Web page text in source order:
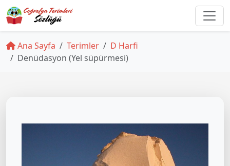
Ana Sayfa Terimler
D Harfi
Denüdasyon (Yel süpürmesi)